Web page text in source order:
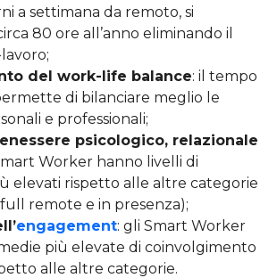
a settimana da remoto, si
80 ore all’anno eliminando il
del work-life balance: il tempo
di bilanciare meglio le
e professionali;
psicologico, relazionale
Worker hanno livelli di
elevati rispetto alle altre categorie
remote e in presenza);
engagement: gli Smart Worker
più elevate di coinvolgimento
alle altre categorie.